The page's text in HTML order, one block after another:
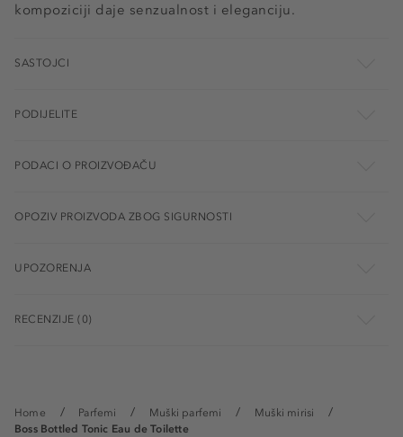
Home Parfemi Muški parfemi
Muški mirisi
Boss Bottled Tonic Eau de Toilette
kompoziciji daje senzualnost i eleganciju.
SASTOJCI
PODIJELITE
PODACI O PROIZVOĐAČU
OPOZIV PROIZVODA ZBOG SIGURNOSTI
UPOZORENJA
RECENZIJE (0)